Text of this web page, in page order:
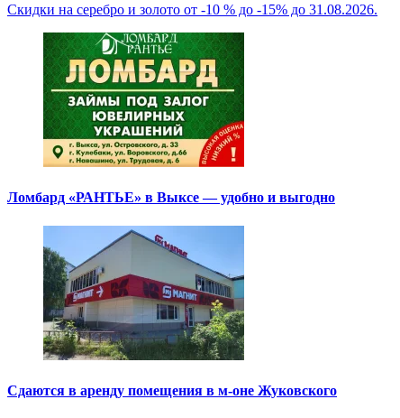
Скидки на серебро и золото от -10 % до -15% до 31.08.2026.
Ломбард «РАНТЬЕ» в Выксе — удобно и выгодно
Сдаются в аренду помещения в м-оне Жуковского